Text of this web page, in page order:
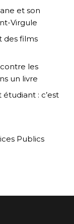
et son
Virgule
des films
les
un livre
: c’est
Publics